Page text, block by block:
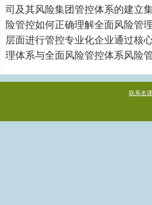
司及其风险集团管控体系的建立
险管控如何正确理解全面风险管
层面进行管控专业化企业通过核
理体系与全面风险管控体系风险
联系名